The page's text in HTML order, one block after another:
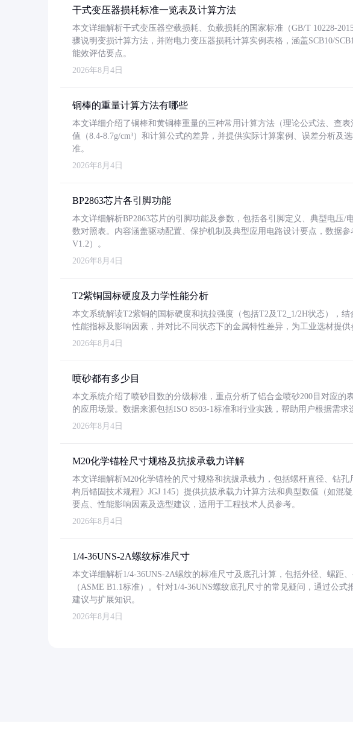
干式变压器损耗标准一览表及计算方法
本文详细解析干式变压器空载损耗、负载损耗的国家标准（GB/T 10228-
骤说明变损计算方法，并附电力变压器损耗计算实例表格，涵盖SCB10/
能效评估要点。
2026年8月4日
铜棒的重量计算方法有哪些
本文详细介绍了铜棒和黄铜棒重量的三种常用计算方法（理论公式法、查
值（8.4-8.7g/cm³）和计算公式的差异，并提供实际计算案例、误差分析及
准。
2026年8月4日
BP2863芯片各引脚功能
本文详细解析BP2863芯片的引脚功能及参数，包括各引脚定义、典型电压/
数对照表。内容涵盖驱动配置、保护机制及典型应用电路设计要点，数据
V1.2）。
2026年8月4日
T2紫铜国标硬度及力学性能分析
本文系统解读T2紫铜的国标硬度和抗拉强度（包括T2及T2_1/2H状态），
性能指标及影响因素，并对比不同状态下的金属特性差异，为工业选材提供
2026年8月4日
喷砂都有多少目
本文系统介绍了喷砂目数的分级标准，重点分析了铝合金喷砂200目对应的
的应用场景。数据来源包括ISO 8503-1标准和行业实践，帮助用户根据需求
2026年8月4日
M20化学锚栓尺寸规格及抗拔承载力详解
本文详细解析M20化学锚栓的尺寸规格和抗拔承载力，包括螺杆直径、钻
构后锚固技术规程》JGJ 145）提供抗拔承载力计算方法和典型数值（如混
要点、性能影响因素及选型建议，适用于工程技术人员参考。
2026年8月4日
1/4-36UNS-2A螺纹标准尺寸
本文详细解析1/4-36UNS-2A螺纹的标准尺寸及底孔计算，包括外径、螺距
（ASME B1.1标准）。针对1/4-36UNS螺纹底孔尺寸的常见疑问，通过公
建议与扩展知识。
2026年8月4日